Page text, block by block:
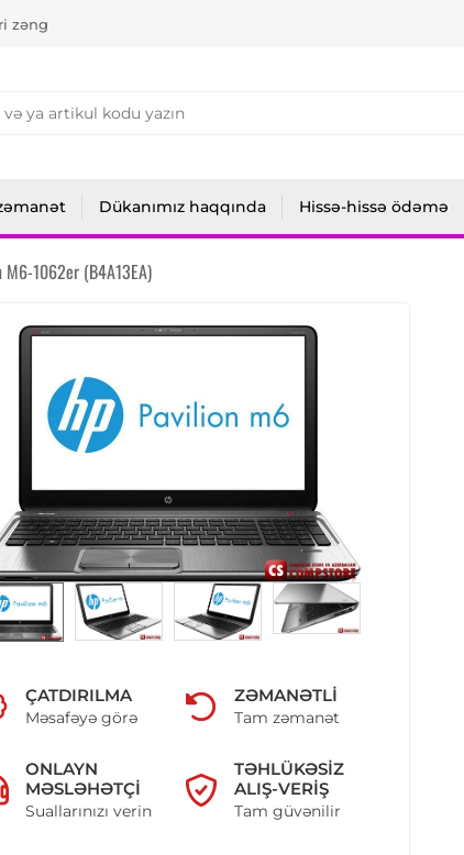
zəng
Dükanımız haqqında Hissə-hissə ödəmə
M6-1062er (B4A13EA)
ÇATDIRILMA
Məsafəyə görə
ZƏMANƏTLI
Tam zəmanət
ONLAYN
MƏSLƏHƏTÇI
Suallarınızı verin
TƏHLÜKƏSIZ
ALIŞ-VERIŞ
Tam güvənilir